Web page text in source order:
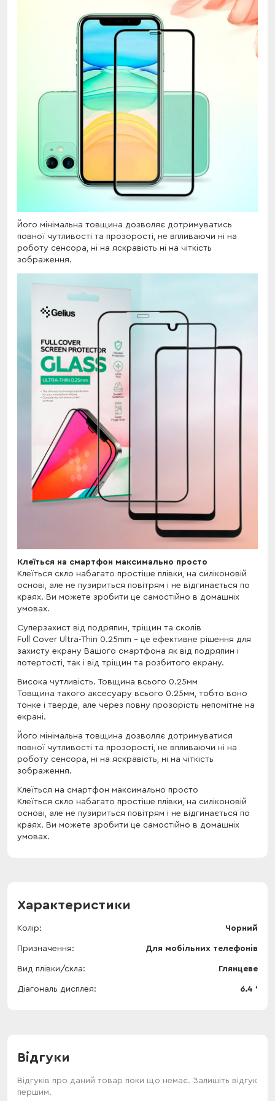
Його мінімальна товщина дозволяє дотримуватись
повної чутливості та прозорості, не впливаючи ні на
роботу сенсора, ні на яскравість ні на чіткість
зображення.
Клеїться на смартфон максимально просто
Клеїться скло набагато простіше плівки, на силіконовій
основі, але не пузириться повітрям і не відгинається по
краях. Ви можете зробити це самостійно в домашніх
умовах.
Cуперзахист від подряпин, тріщин та сколів
Full Cover Ultra-Thin 0.25mm - це ефективне рішення для
захисту екрану Вашого смартфона як від подряпин і
потертості, так і від тріщин та розбитого екрану.
Висока чутливість. Товщина всього 0.25мм
Товщина такого аксесуару всього 0.25мм, тобто воно
тонке і тверде, але через повну прозорість непомітне на
екрані.
Його мінімальна товщина дозволяє дотримуватися
повної чутливості та прозорості, не впливаючи ні на
роботу сенсора, ні на яскравість, ні на чіткість
зображення.
Клеїться на смартфон максимально просто
Клеїться скло набагато простіше плівки, на силіконовій
основі, але не пузириться повітрям і не відгинається по
краях. Ви можете зробити це самостійно в домашніх
умовах.
Характеристики
Колір Чорний
Призначення Для мобільних телефонів
Вид плівки/скла Глянцеве
Діагональ дисплея 6.4 '
Відгуки
Відгуків про даний товар поки що немає. Залишіть відгук
першим.